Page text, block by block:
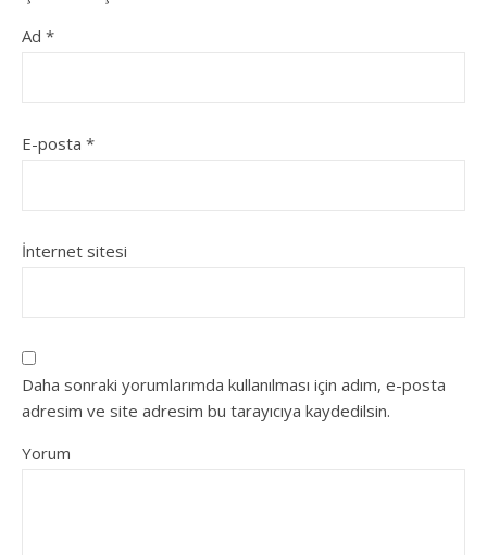
Ad *
E-posta *
İnternet sitesi
Daha sonraki yorumlarımda kullanılması için adım, e-posta
adresim ve site adresim bu tarayıcıya kaydedilsin.
Yorum